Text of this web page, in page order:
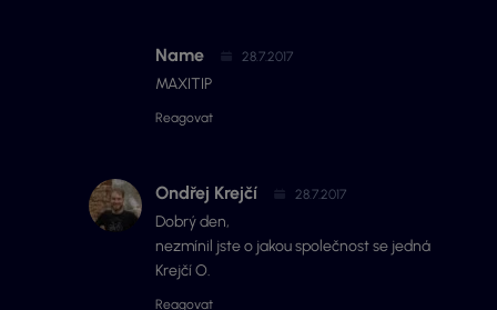
Name 28.7.2017
MAXITIP
Reagovat
Ondřej Krejčí 28.7.2017
Dobrý den,
nezmínil jste o jakou společnost se jedná
Krejčí O.
Reagovat